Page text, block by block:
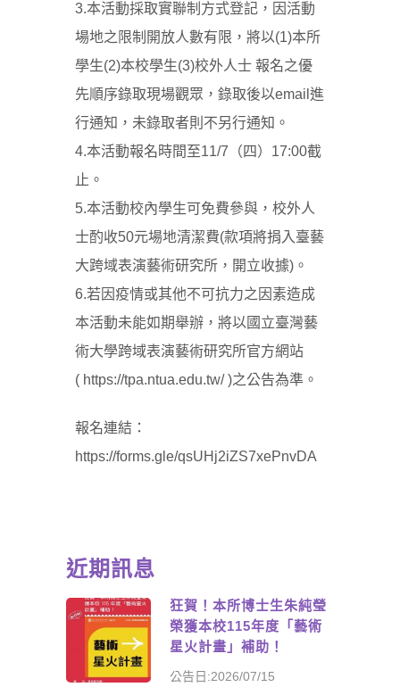
3.本活動採取實聯制方式登記，因活動
場地之限制開放人數有限，將以(1)本所
學生(2)本校學生(3)校外人士 報名之優
先順序錄取現場觀眾，錄取後以email進
行通知，未錄取者則不另行通知。
4.本活動報名時間至11/7（四）17:00截
止。
5.本活動校內學生可免費參與，校外人
士酌收50元場地清潔費(款項將捐入臺藝
大跨域表演藝術研究所，開立收據)。
6.若因疫情或其他不可抗力之因素造成
本活動未能如期舉辦，將以國立臺灣藝
術大學跨域表演藝術研究所官方網站
( https://tpa.ntua.edu.tw/)之公告為準。
報名連結：
https://forms.gle/qsUHj2iZS7xePnvDA
近期訊息
狂賀！本所博士生朱純瑩
榮獲本校115年度「藝術
星火計畫」補助！
公告日:2026/07/15